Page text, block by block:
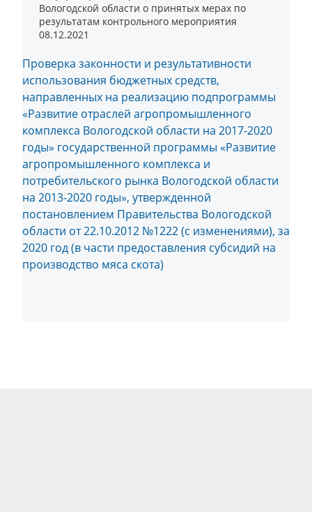
Вологодской области о принятых мерах по
результатам контрольного мероприятия
08.12.2021
Проверка законности и результативности
использования бюджетных средств,
направленных на реализацию подпрограммы
«Развитие отраслей агропромышленного
комплекса Вологодской области на 2017-2020
годы» государственной программы «Развитие
агропромышленного комплекса и
потребительского рынка Вологодской области
на 2013-2020 годы», утвержденной
постановлением Правительства Вологодской
области от 22.10.2012 №1222 (с изменениями), за
2020 год (в части предоставления субсидий на
производство мяса скота)